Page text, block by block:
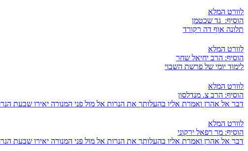
לוורט המלא
הוסיף: גד שכטמן
תלונה אוף דה רקורד
לוורט המלא
הוסיף: הרב יחיאל שחר
לימוד יומי של פרשת השבוי
לוורט המלא
הוסיף: הרב צ. מנדלסון
דבר אל אהרן ואמרת אליו בהעלותך את הנרות אל מול פני המנורה יאירו שבעת
לוורט המלא
הוסיף: מר רפאל ירקוני
דבר אל אהרן ואמרת אליו בהעלותך את הנרות אל מול פני המנורה יאירו שבעת